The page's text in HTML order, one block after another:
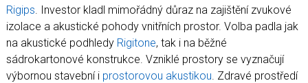
Rigips. Investor kladl mimořádný důraz na zajištění zvukové
izolace a akustické pohody vnitřních prostor. Volba padla jak
na akustické podhledy Rigitone, tak i na běžné
sádrokartonové konstrukce. Vzniklé prostory se vyznačují
výbornou stavební i prostorovou akustikou. Zdravé prostředí